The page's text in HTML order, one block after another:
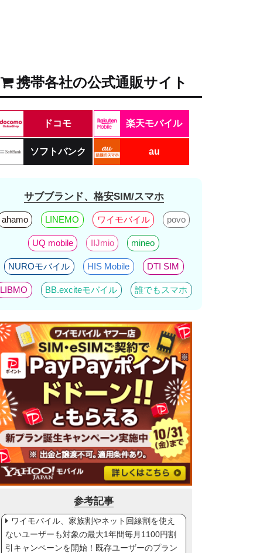
携帯各社の公式通販サイト
ドコモ 楽天モバイル
ソフトバンク au
サブブランド、格安SIM/スマホ
ahamo LINEMO ワイモバイル povo
UQ mobile IIJmio mineo
NUROモバイル HIS Mobile DTI SIM
LIBMO BB.exciteモバイル 誰でもスマホ
参考記事
ワイモバイル、家族割やネット回線割を使え
ないユーザーも対象の最大1年間毎月1100円割
引キャンペーンを開始！既存ユーザーのプラン